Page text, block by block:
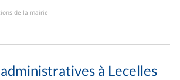
de la mairie
à Lecelles